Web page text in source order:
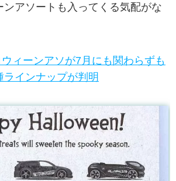
ンアソートも入ってくる気配がな
ィーンアソが7月にも関わらずも
ラインナップが判明